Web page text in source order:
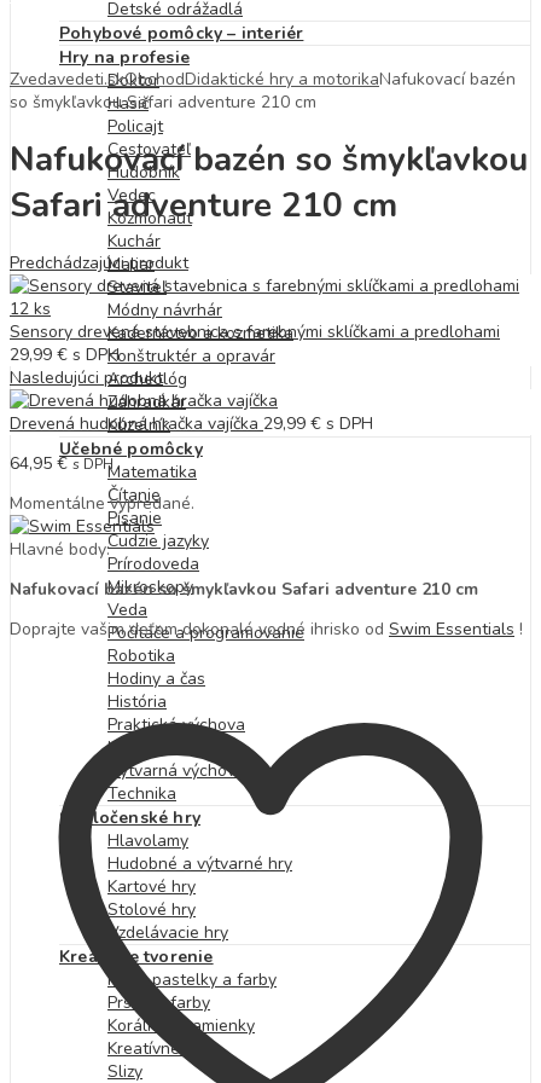
Detské odrážadlá
Pohybové pomôcky – interiér
Hry na profesie
Doktor
Hasič
Policajt
Cestovateľ
Hudobník
Vedec
Kozmonaut
Kuchár
Maliar
Staviteľ
Módny návrhár
Kaderníctvo a kozmetika
Konštruktér a opravár
Archeológ
Záhradkár
Kúzelník
Učebné pomôcky
Matematika
Čítanie
Písanie
Cudzie jazyky
Prírodoveda
Mikroskopy
Veda
Počítače a programovanie
Robotika
Hodiny a čas
História
Praktická výchova
Hudobná výchova
Výtvarná výchova
Technika
Spoločenské hry
Hlavolamy
Hudobné a výtvarné hry
Kartové hry
Stolové hry
Vzdelávacie hry
Kreatívne tvorenie
Fixky, pastelky a farby
Prstové farby
Korálky a kamienky
Kreatívne sady
Slizy
Zvedavedeti.skObchodDidaktické hry a motorikaNafukovací bazén
so šmykľavkou Safari adventure 210 cm
Nafukovací bazén so šmykľavkou
Safari adventure 210 cm
Predchádzajúci produkt
Sensory drevená stavebnica s farebnými sklíčkami a predlohami
29,99 € s DPH
Nasledujúci produkt
Drevená hudobná hračka vajíčka 29,99 € s DPH
64,95 € s DPH
Momentálne vypredané.
Hlavné body:
Nafukovací bazén so šmykľavkou Safari adventure 210 cm
Doprajte vašim deťom dokonalé vodné ihrisko od Swim Essentials !